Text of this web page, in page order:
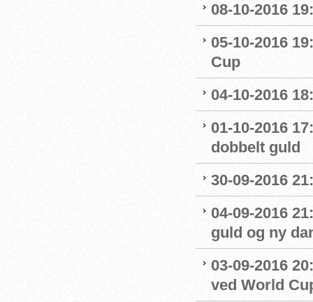
08-10-2016
05-10-2016
Cup
04-10-2016
01-10-2016
dobbelt guld
30-09-2016
04-09-2016
guld og ny
03-09-2016
ved World